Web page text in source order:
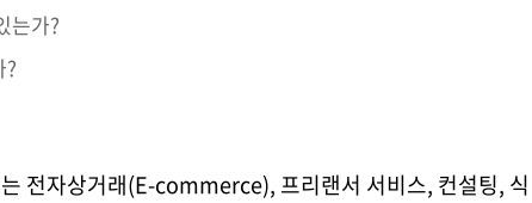
는가?
?
전자상거래(E-commerce), 프리랜서 서비스, 컨설팅, 식